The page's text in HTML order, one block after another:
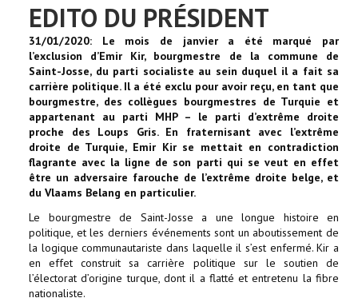
EDITO DU PRÉSIDENT
31/01/2020: Le mois de janvier a été marqué par
l’exclusion d’Emir Kir, bourgmestre de la commune de
Saint-Josse, du parti socialiste au sein duquel il a fait sa
carrière politique. Il a été exclu pour avoir reçu, en tant que
bourgmestre, des collègues bourgmestres de Turquie et
appartenant au parti MHP – le parti d’extrême droite
proche des Loups Gris. En fraternisant avec l’extrême
droite de Turquie, Emir Kir se mettait en contradiction
flagrante avec la ligne de son parti qui se veut en effet
être un adversaire farouche de l’extrême droite belge, et
du Vlaams Belang en particulier.
Le bourgmestre de Saint-Josse a une longue histoire en
politique, et les derniers événements sont un aboutissement de
la logique communautariste dans laquelle il s’est enfermé. Kir a
en effet construit sa carrière politique sur le soutien de
l’électorat d’origine turque, dont il a flatté et entretenu la fibre
nationaliste.